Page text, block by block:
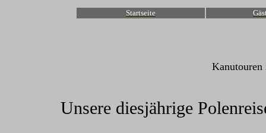
Startseite
Kanutouren
Unsere diesjährige